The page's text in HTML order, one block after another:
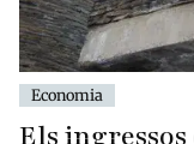
Economia
Els